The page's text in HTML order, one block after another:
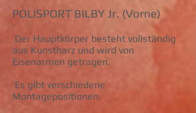
POLISPORT BILBY Jr. (Vorne)
Der Hauptkörper besteht vollständig
aus Kunstharz und wird von
Eisenarmen getragen.
Es gibt verschiedene
Montagepositionen.